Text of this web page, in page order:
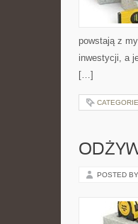
powstają z
inwestycji, a
[…]
POSTED